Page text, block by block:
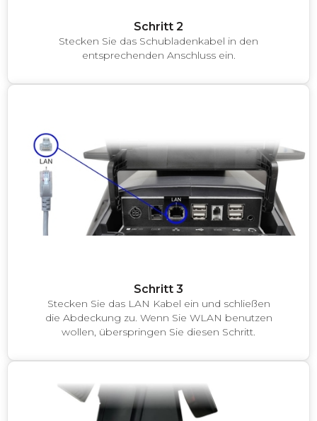
Schritt 2
Stecken Sie das Schubladenkabel in den
entsprechenden Anschluss ein.
Schritt 3
Stecken Sie das LAN Kabel ein und schließen
die Abdeckung zu. Wenn Sie WLAN benutzen
wollen, überspringen Sie diesen Schritt.